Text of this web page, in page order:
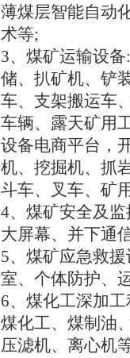
薄煤层智能自动
术等;
3、煤矿运输设
储、扒矿机、铲
车、支架搬运车
车辆、露天矿用
设备电商平台，
机、挖掘机、抓
斗车、叉车、矿
4、煤矿安全及
大屏幕、并下通
5、煤矿应急救
室、个体防护、
6、煤化工深加
煤化工、煤制油
压滤机、离心机